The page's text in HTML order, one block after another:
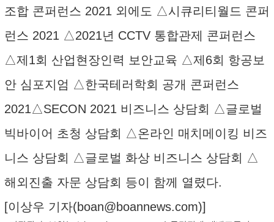
조합 콘퍼런스 2021 외에도 △시큐리티월드 콘퍼
런스 2021 △2021년 CCTV 통합관제 콘퍼런스
△제1회 산업현장인력 보안교육 △제6회 항공보
안 심포지엄 △한국테러학회 공개 콘퍼런스
2021△SECON 2021 비즈니스 상담회 △글로벌
빅바이어 초청 상담회 △온라인 매치메이킹 비즈
니스 상담회 △글로벌 화상 비즈니스 상담회 △
해외진출 자문 상담회 등이 함께 열렸다.
[이상우 기자(boan@boannews.com)]